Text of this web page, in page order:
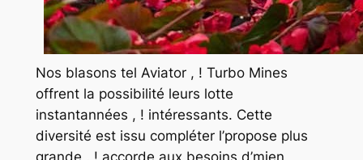
Nos blasons tel Aviator , ! Turbo Mines
offrent la possibilité leurs lotte
instantannées , ! intéressants. Cette
diversité est issu compléter l’propose plus